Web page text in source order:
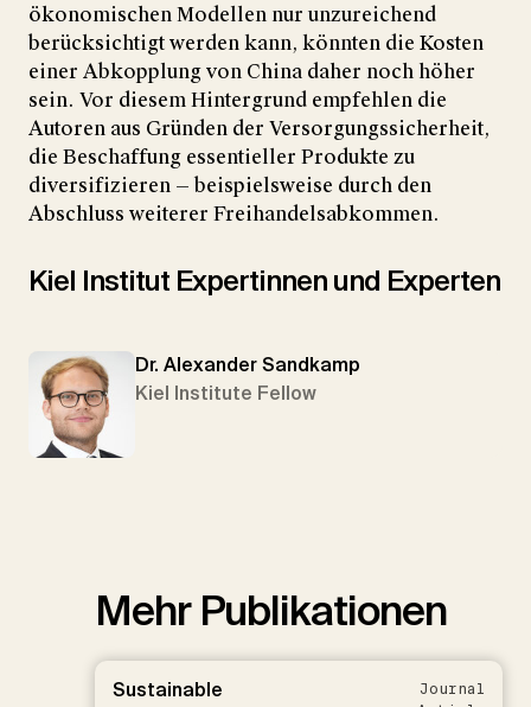
ökonomischen Modellen nur unzureichend
berücksichtigt werden kann, könnten die Kosten
einer Abkopplung von China daher noch höher
sein. Vor diesem Hintergrund empfehlen die
Autoren aus Gründen der Versorgungssicherheit,
die Beschaffung essentieller Produkte zu
diversifizieren — beispielsweise durch den
Abschluss weiterer Freihandelsabkommen.
Kiel Institut Expertinnen und Experten
Dr. Alexander Sandkamp
Kiel Institute Fellow
Mehr Publikationen
Sustainable
Journal